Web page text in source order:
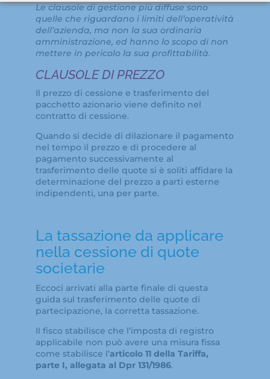
Le clausole di gestione più diffuse sono
quelle che riguardano i limiti dell’operatività
dell’azienda, ma non la sua ordinaria
amministrazione, ed hanno lo scopo di non
mettere in pericolo la sua profittabilità.
CLAUSOLE DI PREZZO
Il prezzo di cessione e trasferimento del
pacchetto azionario viene definito nel
contratto di cessione.
Quando si decide di dilazionare il pagamento
nel tempo il prezzo e di procedere al
pagamento successivamente al
trasferimento delle quote si è soliti affidare la
determinazione del prezzo a parti esterne
indipendenti, una per parte.
La tassazione da applicare
nella cessione di quote
societarie
Eccoci arrivati alla parte finale di questa
guida sul trasferimento delle quote di
partecipazione, la corretta tassazione.
Il fisco stabilisce che l’imposta di registro
applicabile non può avere una misura fissa
come stabilisce l’articolo 11 della Tariffa,
parte I, allegata al Dpr 131/1986.